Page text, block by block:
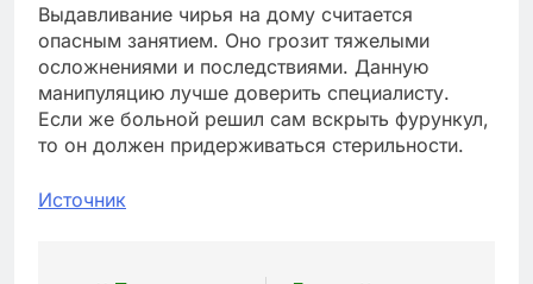
Выдавливание чирья на дому считается
опасным занятием. Оно грозит тяжелыми
осложнениями и последствиями. Данную
манипуляцию лучше доверить специалисту.
Если же больной решил сам вскрыть фурункул,
то он должен придерживаться стерильности.
Источник